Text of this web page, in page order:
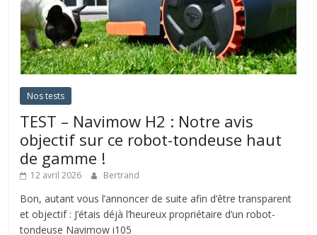
Nos tests
TEST – Navimow H2 : Notre avis
objectif sur ce robot-tondeuse haut
de gamme !
12 avril 2026 Bertrand
Bon, autant vous l’annoncer de suite afin d’être transparent
et objectif : J’étais déjà l’heureux propriétaire d’un robot-
tondeuse Navimow i105